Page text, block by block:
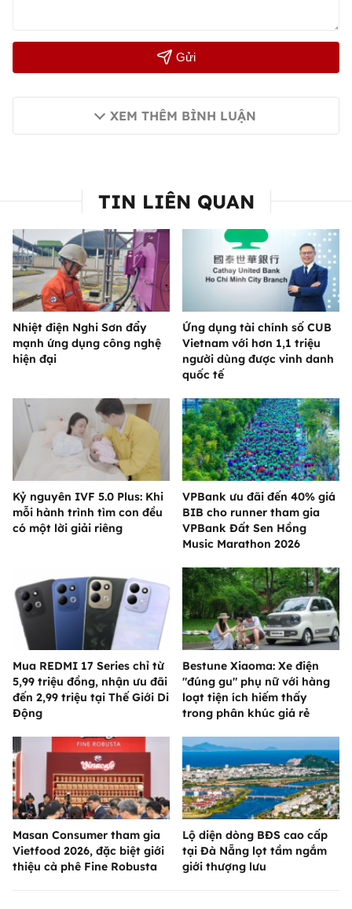
Gửi
XEM THÊM BÌNH LUẬN
TIN LIÊN QUAN
Nhiệt điện Nghi Sơn đẩy
mạnh ứng dụng công nghệ
hiện đại
Ứng dụng tài chính số CUB
Vietnam với hơn 1,1 triệu
người dùng được vinh danh
quốc tế
Kỷ nguyên IVF 5.0 Plus: Khi
mỗi hành trình tìm con đều
có một lời giải riêng
VPBank ưu đãi đến 40% giá
BIB cho runner tham gia
VPBank Đất Sen Hồng
Music Marathon 2026
Mua REDMI 17 Series chỉ từ
5,99 triệu đồng, nhận ưu đãi
đến 2,99 triệu tại Thế Giới Di
Động
Bestune Xiaoma: Xe điện
"đúng gu" phụ nữ với hàng
loạt tiện ích hiếm thấy
trong phân khúc giá rẻ
Masan Consumer tham gia
Vietfood 2026, đặc biệt giới
thiệu cà phê Fine Robusta
Lộ diện dòng BĐS cao cấp
tại Đà Nẵng lọt tầm ngắm
giới thượng lưu